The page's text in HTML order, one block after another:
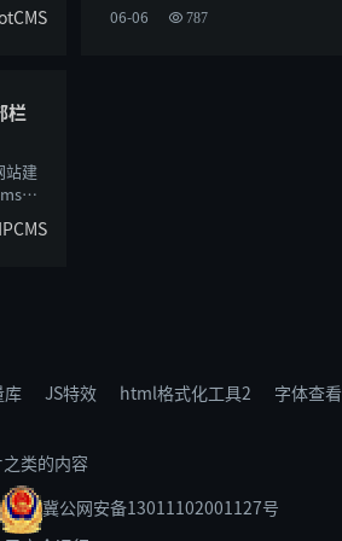
06-06 787
栏
站建
中
库 JS特效 html格式化工具2 字体查看
类的内容
冀公网安备13011102001127号